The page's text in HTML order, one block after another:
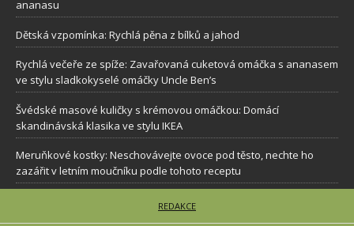
ananasu
Dětská vzpomínka: Rychlá pěna z bílků a jahod
Rychlá večeře ze spíže: Zavařovaná cuketová omáčka s ananasem
ve stylu sladkokyselé omáčky Uncle Ben’s
Švédské masové kuličky s krémovou omáčkou: Domácí
skandinávská klasika ve stylu IKEA
Meruňkové kostky: Neschovávejte ovoce pod těsto, nechte ho
zazářit v letním moučníku podle tohoto receptu
REDAKCE